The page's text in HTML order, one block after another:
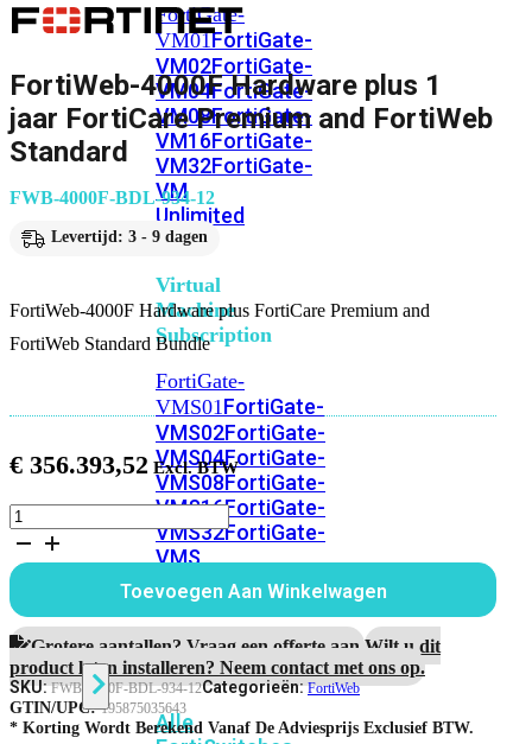
FortiGate-
VM01FortiGate-
VM02FortiGate-
VM04FortiGate-
VM08FortiGate-
VM16FortiGate-
VM32FortiGate-
VM
Unlimited
Virtual
Machine
Subscription
FortiGate-
VMS01FortiGate-
VMS02FortiGate-
VMS04FortiGate-
VMS08FortiGate-
VMS16FortiGate-
VMS32FortiGate-
VMS
Unlimited
Switch
Alle
FortiWeb-4000F Hardware plus 1
jaar FortiCare Premium and FortiWeb
Standard
FWB-4000F-BDL-934-12
Levertijd: 3 - 9 dagen
FortiWeb-4000F Hardware plus FortiCare Premium and
FortiWeb Standard Bundle
€ 356.393,52
FortiWeb-
4000F
Hardware
plus
1
jaar
FortiCare
Premium
and
FortiWeb
Standard
Toevoegen Aan Winkelwagen
Grotere aantallen? Vraag een offerte aan.Wilt u dit
product laten installeren? Neem contact met ons op.
SKU:FWB-4000F-BDL-934-12Categorieën:FortiWeb
GTIN/UPC:195875035643
* Korting Wordt Berekend Vanaf De Adviesprijs Exclusief BTW.